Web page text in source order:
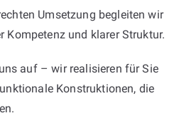
Umsetzung begleiten wir
Kompetenz und klarer Struktur.
auf – wir realisieren für Sie
Konstruktionen, die